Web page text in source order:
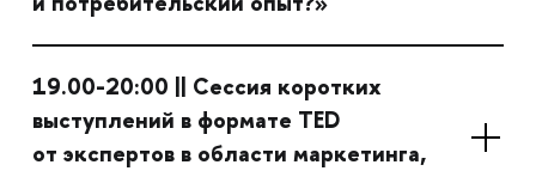
19.00-20:00 || Сессия коротких
выступлений в формате TED
от экспертов в области маркетинга,